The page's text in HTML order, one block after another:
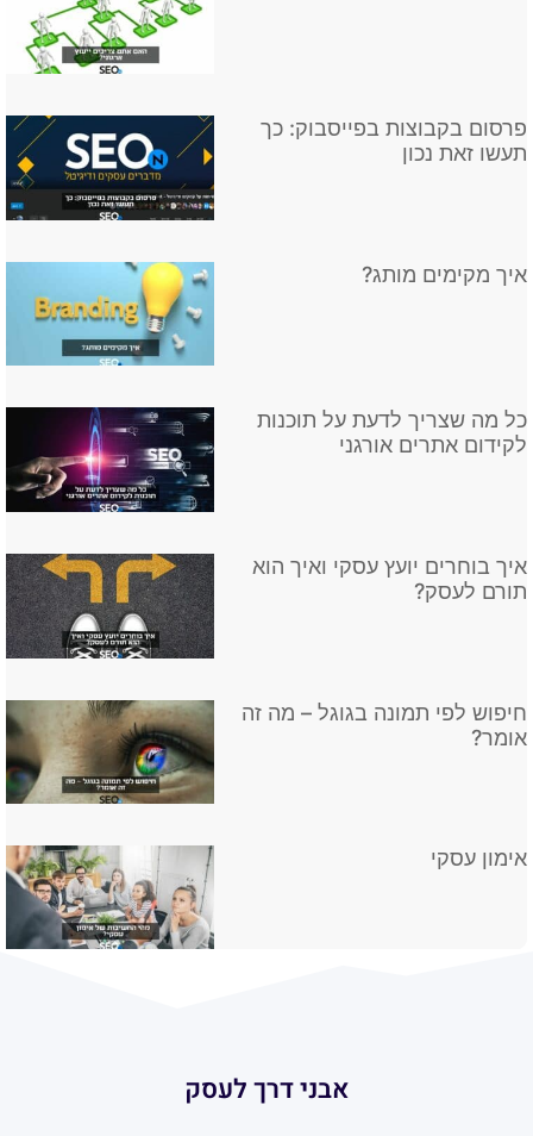
פרסום בקבוצות בפייסבוק: כך
תעשו זאת נכון
איך מקימים מותג?
כל מה שצריך לדעת על תוכנות
לקידום אתרים אורגני
איך בוחרים יועץ עסקי ואיך הוא
תורם לעסק?
חיפוש לפי תמונה בגוגל – מה זה
אומר?
אימון עסקי
אבני דרך לעסק